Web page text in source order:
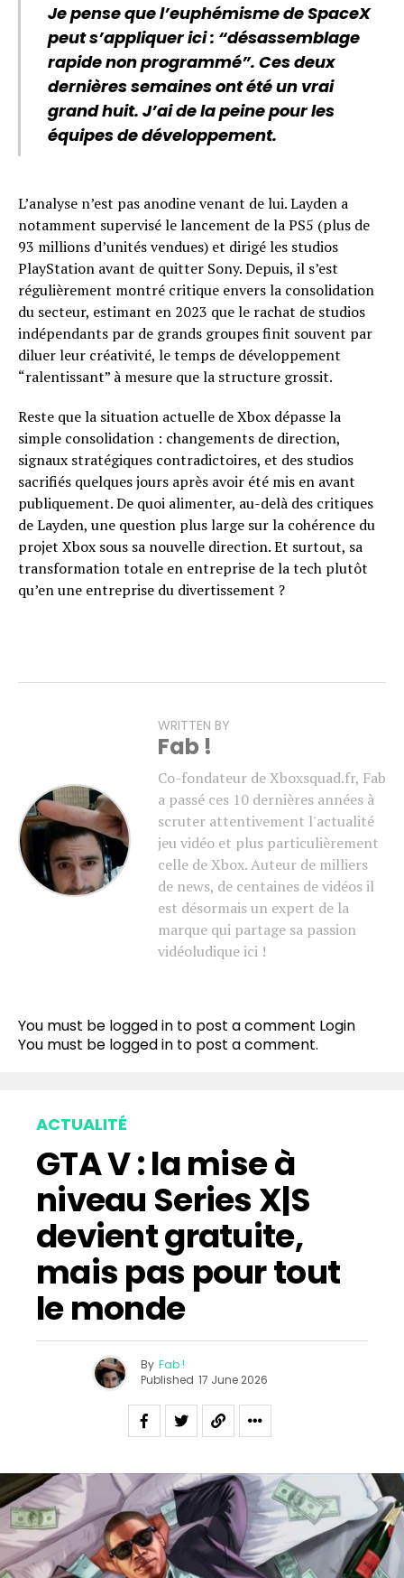
Je pense que l’euphémisme de SpaceX
peut s’appliquer ici : “désassemblage
rapide non programmé”. Ces deux
dernières semaines ont été un vrai
grand huit. J’ai de la peine pour les
équipes de développement.
L’analyse n’est pas anodine venant de lui. Layden a
notamment supervisé le lancement de la PS5 (plus de
93 millions d’unités vendues) et dirigé les studios
PlayStation avant de quitter Sony. Depuis, il s’est
régulièrement montré critique envers la consolidation
du secteur, estimant en 2023 que le rachat de studios
indépendants par de grands groupes finit souvent par
diluer leur créativité, le temps de développement
“ralentissant” à mesure que la structure grossit.
Reste que la situation actuelle de Xbox dépasse la
simple consolidation : changements de direction,
signaux stratégiques contradictoires, et des studios
sacrifiés quelques jours après avoir été mis en avant
publiquement. De quoi alimenter, au-delà des critiques
de Layden, une question plus large sur la cohérence du
projet Xbox sous sa nouvelle direction. Et surtout, sa
transformation totale en entreprise de la tech plutôt
qu’en une entreprise du divertissement ?
WRITTEN BY
Fab !
Co-fondateur de Xboxsquad.fr, Fab
a passé ces 10 dernières années à
scruter attentivement l'actualité
jeu vidéo et plus particulièrement
celle de Xbox. Auteur de milliers
de news, de centaines de vidéos il
est désormais un expert de la
marque qui partage sa passion
vidéoludique ici !
You must be logged in to post a comment Login
You must be logged in to post a comment.
ACTUALITÉ
GTA V : la mise à
niveau Series X|S
devient gratuite,
mais pas pour tout
le monde
By Fab !
Published 17 June 2026